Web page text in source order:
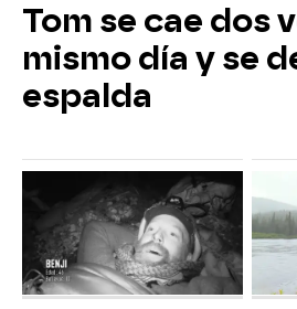
Tom se cae dos
mismo día y se
espalda